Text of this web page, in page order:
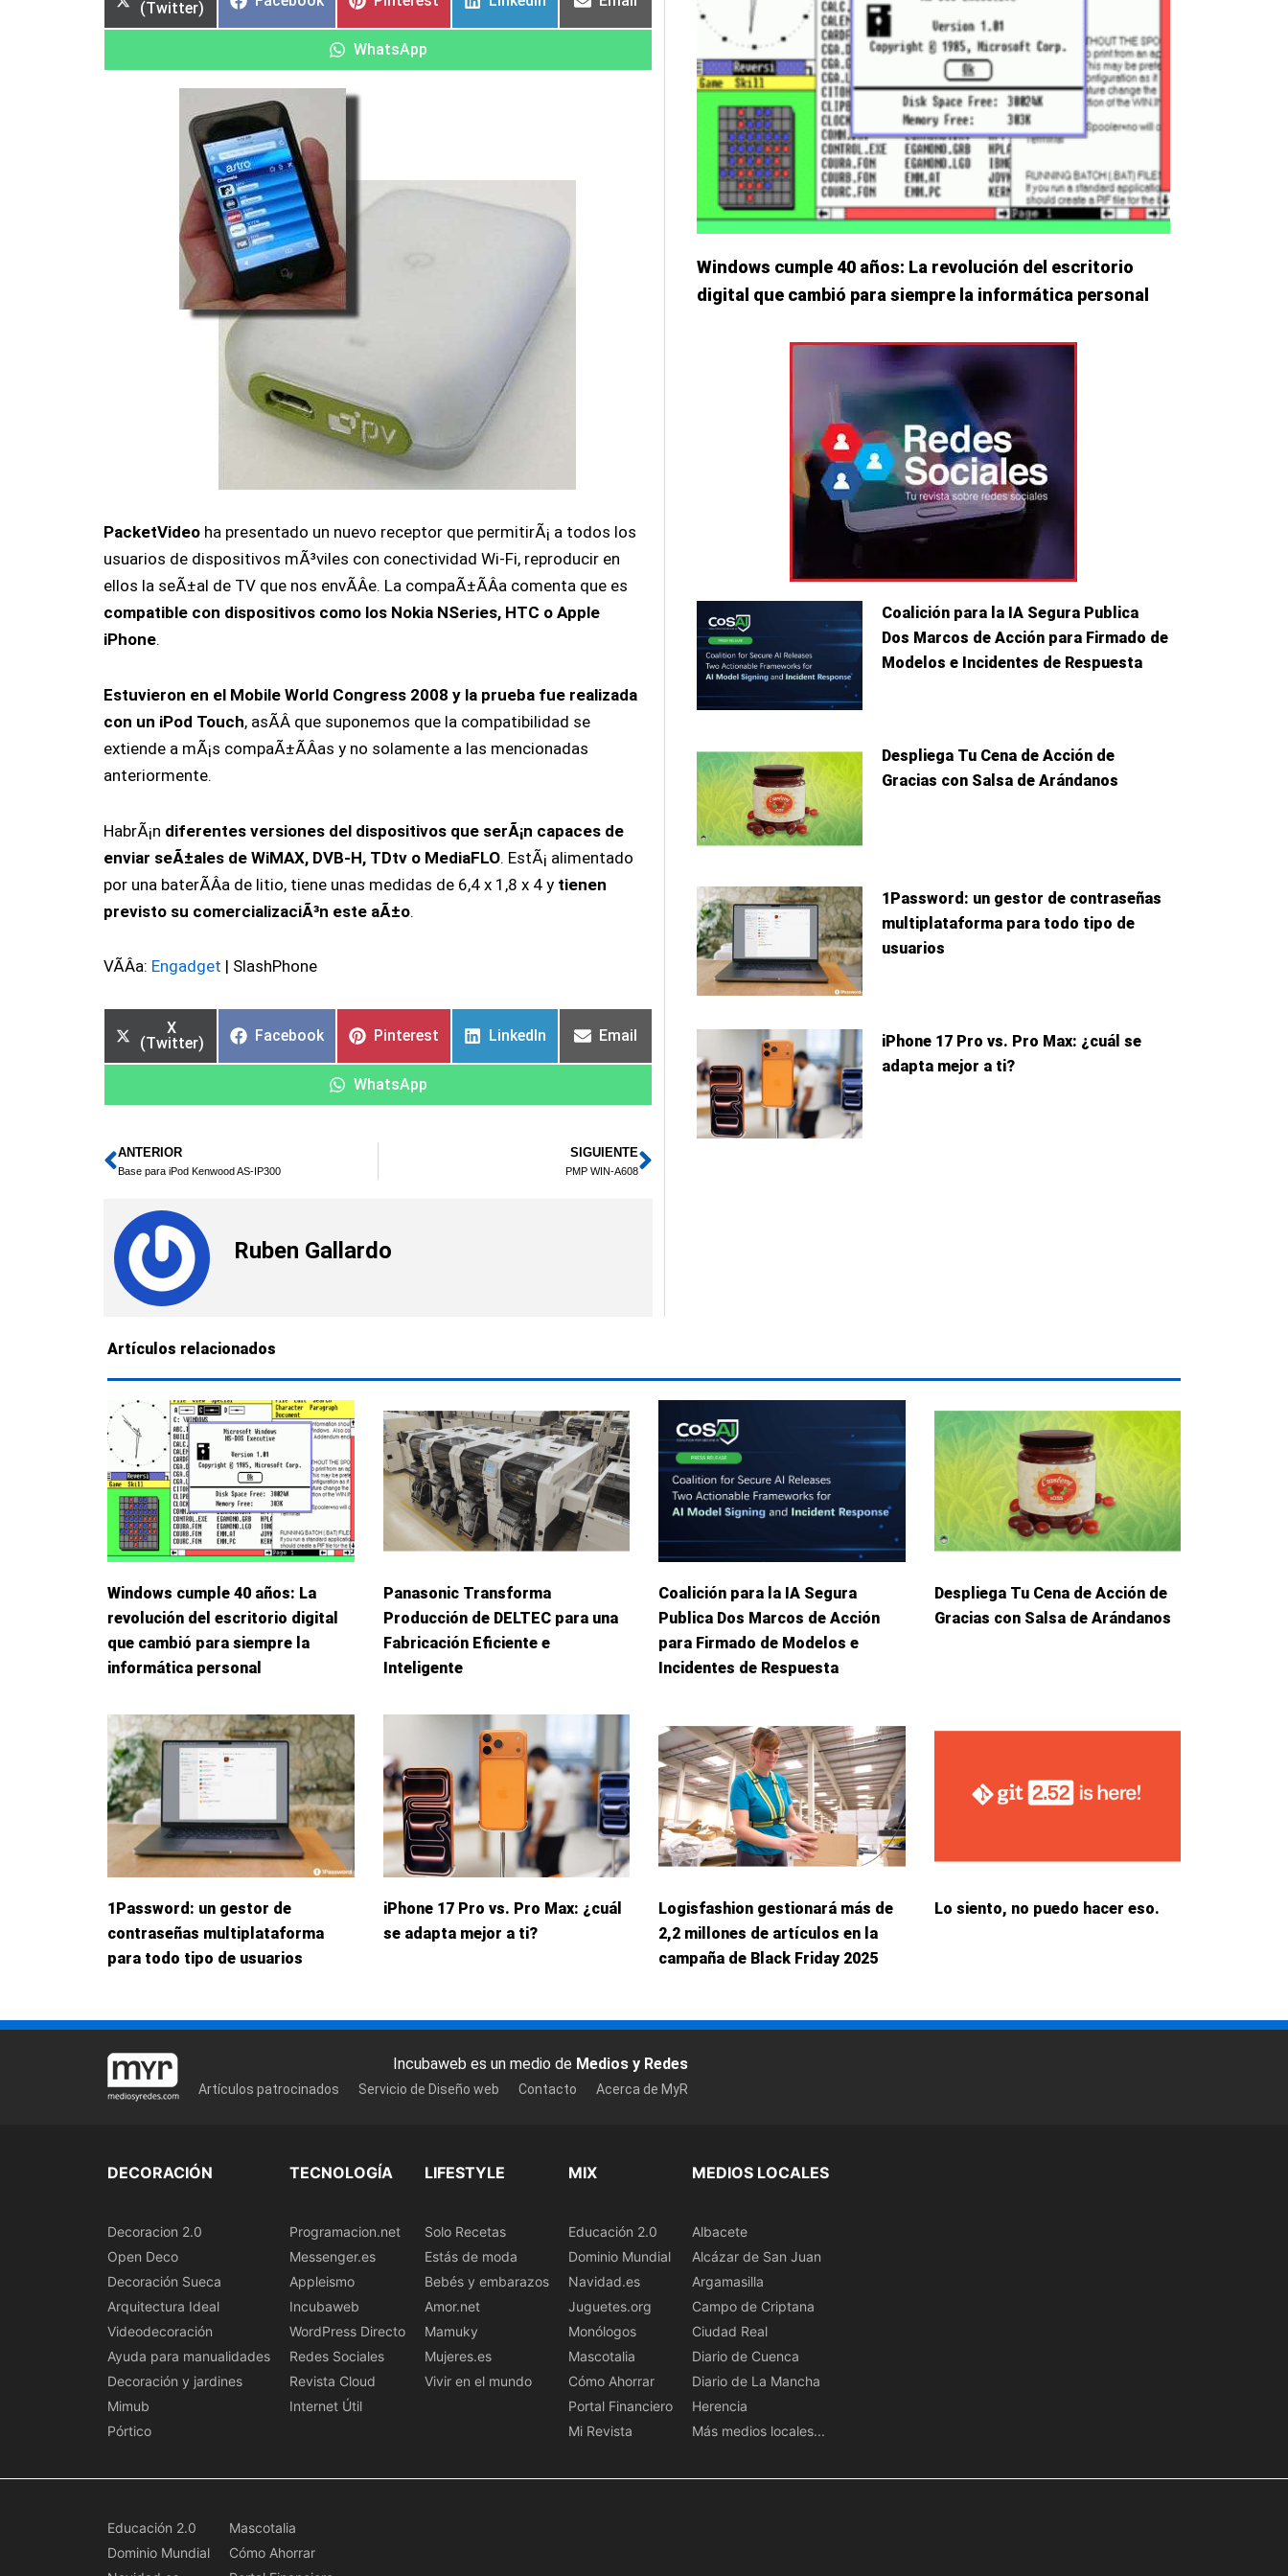
(Twitter)
WhatsApp
PacketVideo ha presentado un nuevo receptor que permitirÃ¡ a todos los
usuarios de dispositivos mÃ³viles con conectividad Wi-Fi, reproducir en
ellos la seÃ±al de TV que nos envÃ­Â­e. La compaÃ±Ã­Â­a comenta que es
compatible con dispositivos como los Nokia NSeries, HTC o Apple
iPhone.
Estuvieron en el Mobile World Congress 2008 y la prueba fue realizada
con un iPod Touch, asÃ­Â­ que suponemos que la compatibilidad se
extiende a mÃ¡s compaÃ±Ã­Â­as y no solamente a las mencionadas
anteriormente.
HabrÃ¡n diferentes versiones del dispositivos que serÃ¡n capaces de
enviar seÃ±ales de WiMAX, DVB-H, TDtv o MediaFLO. EstÃ¡ alimentado
por una baterÃ­Â­a de litio, tiene unas medidas de 6,4 x 1,8 x 4 y tienen
previsto su comercializaciÃ³n este aÃ±o.
VÃ­Â­a: Engadget | SlashPhone
X
(Twitter)
Facebook Pinterest LinkedIn Email
WhatsApp
Ant
ANTERIOR
Base para iPod Kenwood AS-IP300
SIGUIENTE
PMP WIN-A608Siguiente
Ruben Gallardo
Windows cumple 40 años: La revolución del escritorio
digital que cambió para siempre la informática personal
Coalición para la IA Segura Publica
Dos Marcos de Acción para Firmado de
Modelos e Incidentes de Respuesta
Despliega Tu Cena de Acción de
Gracias con Salsa de Arándanos
1Password: un gestor de contraseñas
multiplataforma para todo tipo de
usuarios
iPhone 17 Pro vs. Pro Max: ¿cuál se
adapta mejor a ti?
Artículos relacionados
Windows cumple 40 años: La
revolución del escritorio digital
que cambió para siempre la
informática personal
Panasonic Transforma
Producción de DELTEC para una
Fabricación Eficiente e
Inteligente
Coalición para la IA Segura
Publica Dos Marcos de Acción
para Firmado de Modelos e
Incidentes de Respuesta
Despliega Tu Cena de Acción de
Gracias con Salsa de Arándanos
1Password: un gestor de
contraseñas multiplataforma
para todo tipo de usuarios
iPhone 17 Pro vs. Pro Max: ¿cuál
se adapta mejor a ti?
Logisfashion gestionará más de
2,2 millones de artículos en la
campaña de Black Friday 2025
Lo siento, no puedo hacer eso.
Incubaweb es un medio de Medios y Redes
Artículos patrocinados Servicio de Diseño web Contacto Acerca de MyR
DECORACIÓN
Decoracion 2.0
Open Deco
Decoración Sueca
Arquitectura Ideal
Videodecoración
Ayuda para manualidades
Decoración y jardines
Mimub
Pórtico
TECNOLOGÍA
Programacion.net
Messenger.es
Appleismo
Incubaweb
WordPress Directo
Redes Sociales
Revista Cloud
Internet Útil
LIFESTYLE
Solo Recetas
Estás de moda
Bebés y embarazos
Amor.net
Mamuky
Mujeres.es
Vivir en el mundo
MIX
Educación 2.0
Dominio Mundial
Navidad.es
Juguetes.org
Monólogos
Mascotalia
Cómo Ahorrar
Portal Financiero
Mi Revista
MEDIOS LOCALES
Albacete
Alcázar de San Juan
Argamasilla
Campo de Criptana
Ciudad Real
Diario de Cuenca
Diario de La Mancha
Herencia
Más medios locales...
Educación 2.0
Dominio Mundial
Mascotalia
Cómo Ahorrar